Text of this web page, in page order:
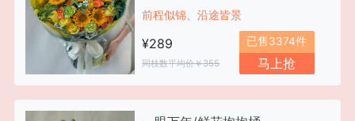
前程似锦、沿途皆景
¥289
同枝数平均价￥355
已售3374件
马上抢